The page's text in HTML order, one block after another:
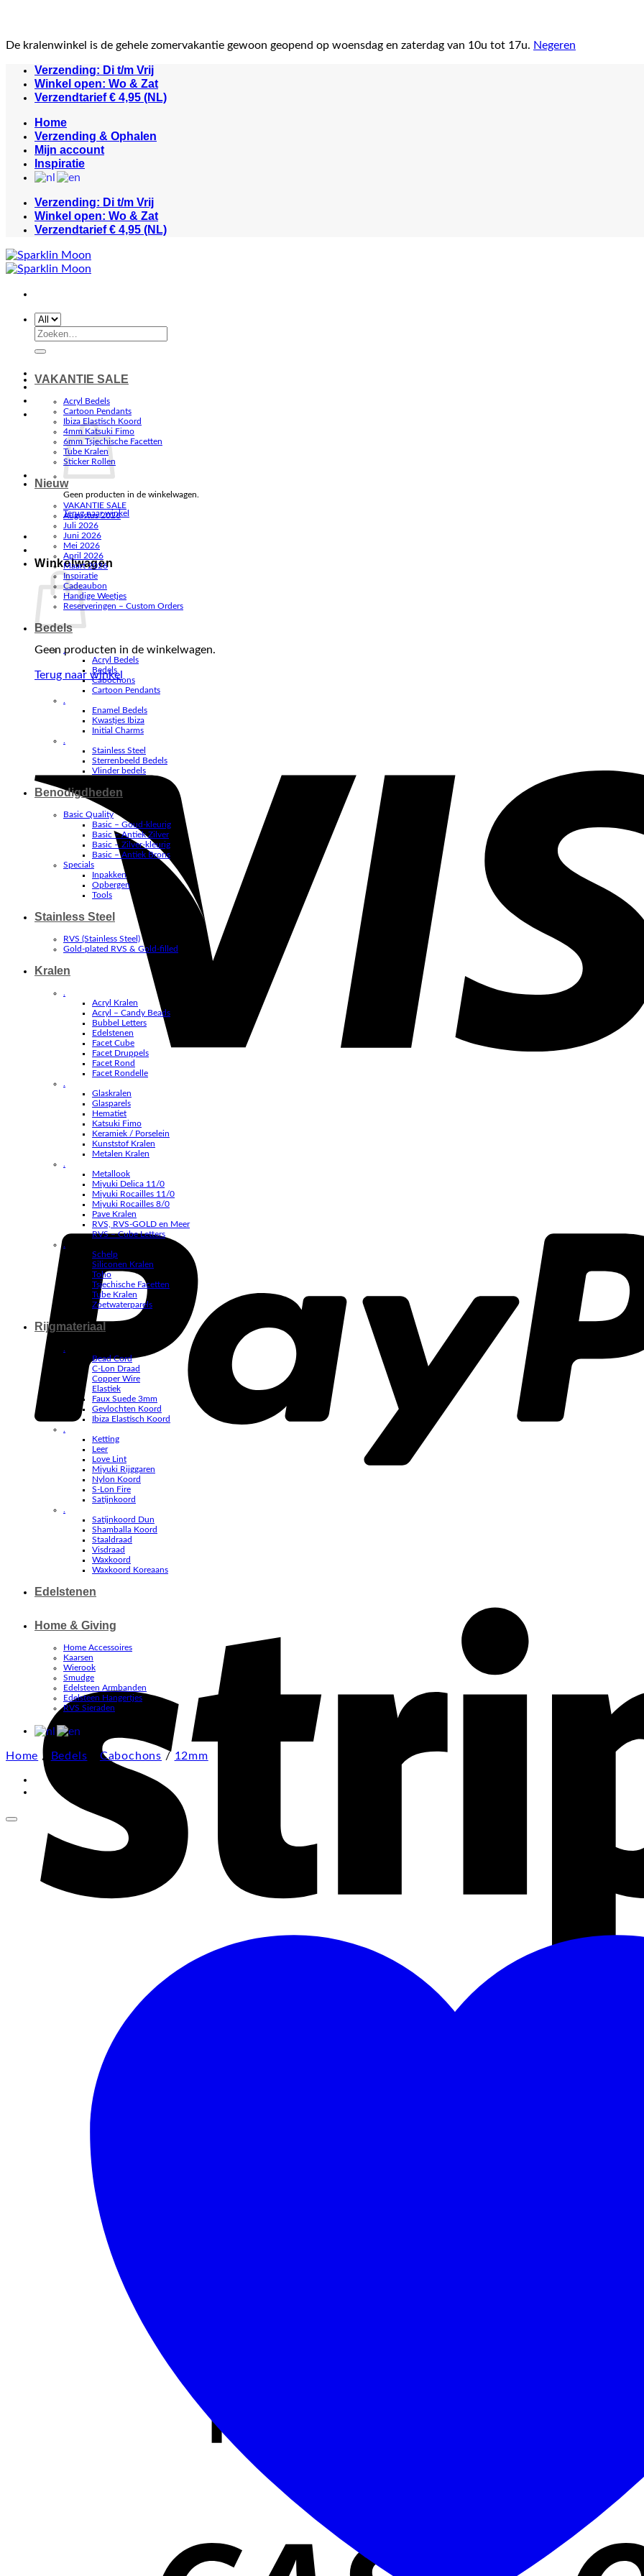
De kralenwinkel is de gehele zomervakantie gewoon geopend op woensdag en zaterdag van 10u tot 17u. Negeren
naar
inhoud
Verzending: Di t/m Vrij
Winkel open: Wo & Zat
Verzendtarief € 4,95 (NL)
Home
Verzending & Ophalen
Mijn account
Inspiratie
Verzending: Di t/m Vrij
Winkel open: Wo & Zat
Verzendtarief € 4,95 (NL)
Zoeken
Geen producten in de winkelwagen.
Terug naar winkel
Winkelwagen
Geen producten in de winkelwagen.
Terug naar winkel
VAKANTIE SALE
Acryl Bedels
Cartoon Pendants
Ibiza Elastisch Koord
4mm Katsuki Fimo
6mm Tsjechische Facetten
Tube Kralen
Sticker Rollen
Nieuw
VAKANTIE SALE
Augustus 2026
Juli 2026
Juni 2026
Mei 2026
April 2026
Maart 2026
Inspiratie
Cadeaubon
Handige Weetjes
Reserveringen – Custom Orders
Bedels
.
Acryl Bedels
Bedels
Cabochons
Cartoon Pendants
.
Enamel Bedels
Kwastjes Ibiza
Initial Charms
.
Stainless Steel
Sterrenbeeld Bedels
Vlinder bedels
Benodigdheden
Basic Quality
Basic – Goud-kleurig
Basic – Antiek Zilver
Basic – Zilver-kleurig
Basic – Antiek Brons
Specials
Inpakken
Opbergen
Tools
Stainless Steel
RVS (Stainless Steel)
Gold-plated RVS & Gold-filled
Kralen
.
Acryl Kralen
Acryl – Candy Beads
Bubbel Letters
Edelstenen
Facet Cube
Facet Druppels
Facet Rond
Facet Rondelle
.
Glaskralen
Glasparels
Hematiet
Katsuki Fimo
Keramiek / Porselein
Kunststof Kralen
Metalen Kralen
.
Metallook
Miyuki Delica 11/0
Miyuki Rocailles 11/0
Miyuki Rocailles 8/0
Pave Kralen
RVS, RVS-GOLD en Meer
RVS – Cube Letters
.
Schelp
Siliconen Kralen
Toho
Tsjechische Facetten
Tube Kralen
Zoetwaterparels
Rijgmateriaal
.
Bead Cord
C-Lon Draad
Copper Wire
Elastiek
Faux Suede 3mm
Gevlochten Koord
Ibiza Elastisch Koord
.
Ketting
Leer
Love Lint
Miyuki Rijggaren
Nylon Koord
S-Lon Fire
Satijnkoord
.
Satijnkoord Dun
Shamballa Koord
Staaldraad
Visdraad
Waxkoord
Waxkoord Koreaans
Edelstenen
Home & Giving
Home Accessoires
Kaarsen
Wierook
Smudge
Edelsteen Armbanden
Edelsteen Hangertjes
RVS Sieraden
Home / Bedels Cabochons / 12mm